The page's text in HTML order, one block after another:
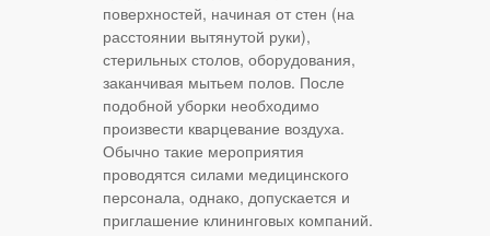
поверхностей, начиная от стен (на
расстоянии вытянутой руки),
стерильных столов, оборудования,
заканчивая мытьем полов. После
подобной уборки необходимо
произвести кварцевание воздуха.
Обычно такие мероприятия
проводятся силами медицинского
персонала, однако, допускается и
приглашение клининговых компаний.